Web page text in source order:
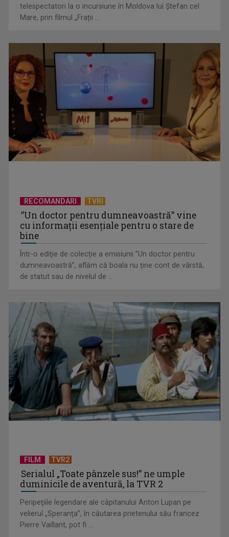
„Cerul” trupei Proconsul – a şasea cea mai votată piesă în
concursul „Cerbul ...
„Spune-mi”, piesa Monicăi Anghel – a patra cea mai votată
în concursul ...
CONCACAF respinge planul FIFA de privatizare parțială a
telespectatori la o incursiune în Moldova lui Ștefan cel
Mare, prin filmul „Frații ...
RECOMANDARI TVRI
”Un doctor pentru dumneavoastră” vine
cu informații esențiale pentru o stare de
bine
Într-o ediţie de colecție a emisiunii ”Un doctor pentru
dumneavoastră”, aflăm că boala nu ține cont de vârstă,
de statut sau de nivelul de ...
FILM TVR2
Serialul „Toate pânzele sus!” ne umple
duminicile de aventură, la TVR 2
Peripeţiile legendare ale căpitanului Anton Lupan pe
velierul „Speranţa”, în căutarea prietenului său francez
Pierre Vaillant, pot fi ...